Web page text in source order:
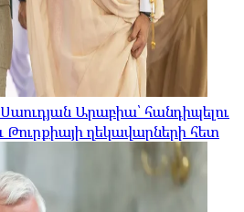
Արաբիա՝ հանդիպելու
ղեկավարների հետ